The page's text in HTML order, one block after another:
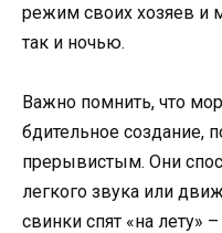
режим своих хозяев и
так и ночью.
Важно помнить, что
бдительное создание,
прерывистым. Они
легкого звука или
свинки спят «на лету»